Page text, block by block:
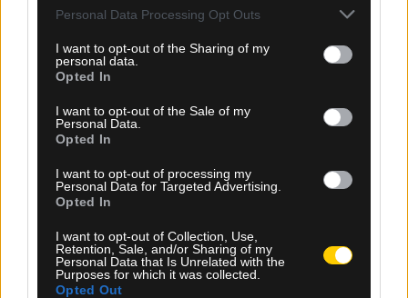
Please note that this website/app uses one or more Google
not limited to your visit or usage behaviour. You may click to
grant or deny consent to Google and its third-party tags to
use your data for below specified purposes in below Google
consent section.
Personal Data Processing Opt Outs
I want to opt-out of the Sharing of my
personal data.
Opted In
I want to opt-out of the Sale of my
Personal Data.
Opted In
I want to opt-out of processing my
Personal Data for Targeted Advertising.
Opted In
I want to opt-out of Collection, Use,
Retention, Sale, and/or Sharing of my
Personal Data that Is Unrelated with the
Purposes for which it was collected.
Opted Out
σεξουαλικών υπηρεσιών σε ξένους διαιτητές